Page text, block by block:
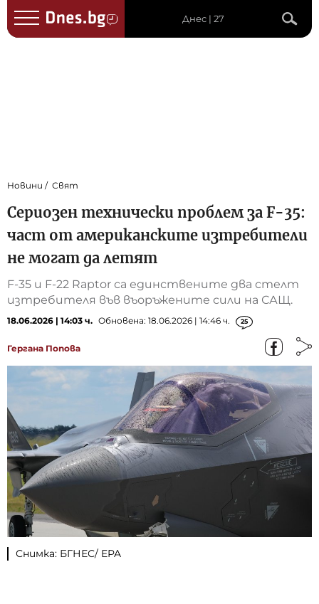
Днес | 27
Новини Свят
Сериозен технически проблем за F-35:
част от американските изтребители
не могат да летят
F-35 и F-22 Raptor са единствените два стелт
изтребителя във въоръжените сили на САЩ.
18.06.2026 | 14:03 ч. Обновена: 18.06.2026 | 14:46 ч. 25
Гергана Попова
Снимка: БГНЕС/ EPA